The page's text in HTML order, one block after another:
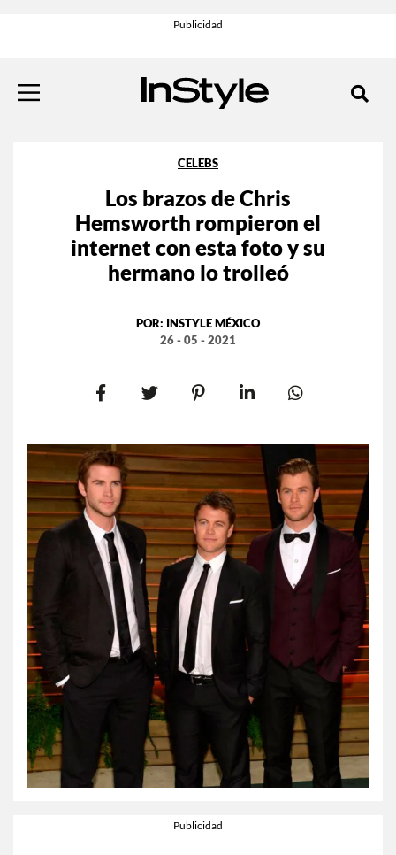
CELEBS
Los brazos de Chris
Hemsworth rompieron el
internet con esta foto y su
hermano lo trolleó
POR: INSTYLE MÉXICO
26 - 05 - 2021